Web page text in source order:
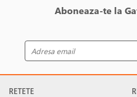
Aboneaza-te la
RETETE